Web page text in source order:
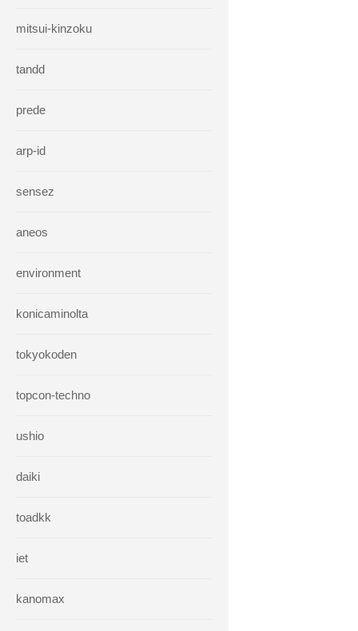
mitsui-kinzoku
tandd
prede
arp-id
sensez
aneos
environment
konicaminolta
tokyokoden
topcon-techno
ushio
daiki
toadkk
iet
kanomax